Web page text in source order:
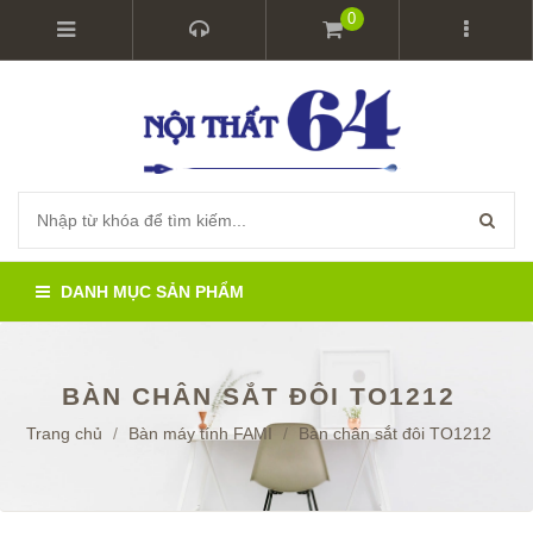
0
DANH MỤC SẢN PHẨM
BÀN CHÂN SẮT ĐÔI TO1212
Trang chủ / Bàn máy tính FAMI / Bàn chân sắt đôi TO1212